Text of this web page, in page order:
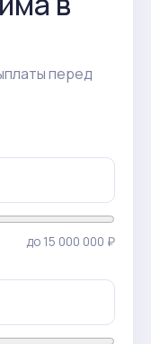
перед
до 15 000 000 ₽